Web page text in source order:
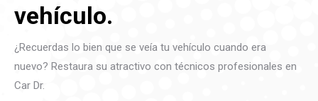
vehículo.
¿Recuerdas lo bien que se veía tu vehículo cuando era
nuevo? Restaura su atractivo con técnicos profesionales en
Car Dr.